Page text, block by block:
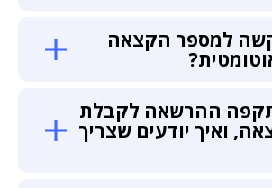
למספר הקצאה
ההרשאה לקבלת
ואיך יודעים שצריך